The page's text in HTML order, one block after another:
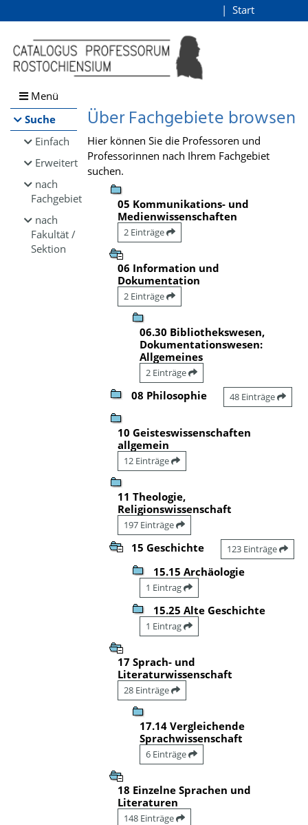
Browsen
direkt zum Inhalt
Start
Menü
Suche
Einfach
Erweitert
nach
Fachgebiet
nach
Fakultät /
Sektion
Über Fachgebiete browsen
Hier können Sie die Professoren und
Professorinnen nach Ihrem Fachgebiet
suchen.
05 Kommunikations- und
Medienwissenschaften
2 Einträge
06 Information und
Dokumentation
2 Einträge
06.30 Bibliothekswesen,
Dokumentationswesen:
Allgemeines
2 Einträge
08 Philosophie 48 Einträge
10 Geisteswissenschaften
allgemein
12 Einträge
11 Theologie,
Religionswissenschaft
197 Einträge
15 Geschichte 123 Einträge
15.15 Archäologie
1 Eintrag
15.25 Alte Geschichte
1 Eintrag
17 Sprach- und
Literaturwissenschaft
28 Einträge
17.14 Vergleichende
Sprachwissenschaft
6 Einträge
18 Einzelne Sprachen und
Literaturen
148 Einträge